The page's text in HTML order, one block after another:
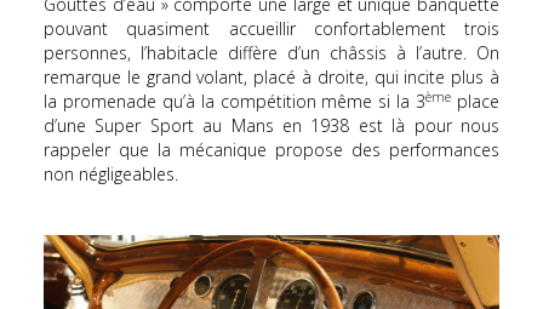
Gouttes d’eau » comporte une large et unique banquette
pouvant quasiment accueillir confortablement trois
personnes, l’habitacle diffère d’un châssis à l’autre. On
remarque le grand volant, placé à droite, qui incite plus à
la promenade qu’à la compétition même si la 3ème place
d’une Super Sport au Mans en 1938 est là pour nous
rappeler que la mécanique propose des performances
non négligeables.